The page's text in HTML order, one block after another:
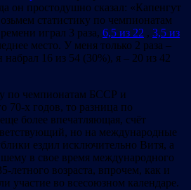
он простодушно сказал: «Капенгут
статистику по чемпионатам
играл 3 раза, 6,5 из 22 , 3,5 из
место. У меня только 2 раза –
набрал 16 из 54 (30%), я – 20 из 42
по чемпионатам БССР и
70-х годов, то разница по
более впечатляющая, счёт
но на международные
ездил исключительно Витя, а
в свое время международного
летного возраста, впрочем, как и
участие во всесоюзном календаре.